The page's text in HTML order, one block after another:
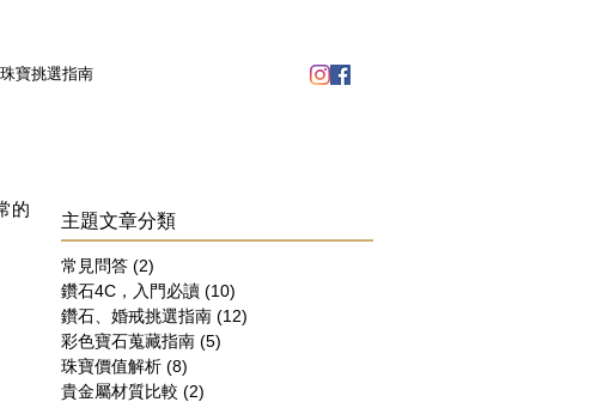
珠寶挑選指南
的
​主題文章分類
常見問答 (2)
鑽石4C，入門必讀 (10)
鑽石、婚戒挑選指南 (12)
彩色寶石蒐藏指南 (5)
珠寶價值解析 (8)
貴金屬材質比較 (2)